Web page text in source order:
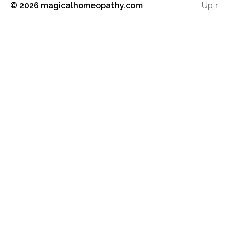
© 2026 magicalhomeopathy.com Up ↑